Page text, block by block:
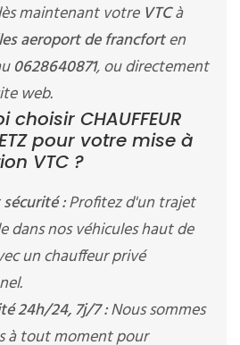
maintenant votre VTCà
aeroport de francforten
0628640871, ou directement
web.
choisir CHAUFFEUR
pour votre mise à
VTC ?
:Profitez d'un trajet
dans nos véhicules haut de
un chauffeur privé
24h/24, 7j/7 :Nous sommes
à tout moment pour